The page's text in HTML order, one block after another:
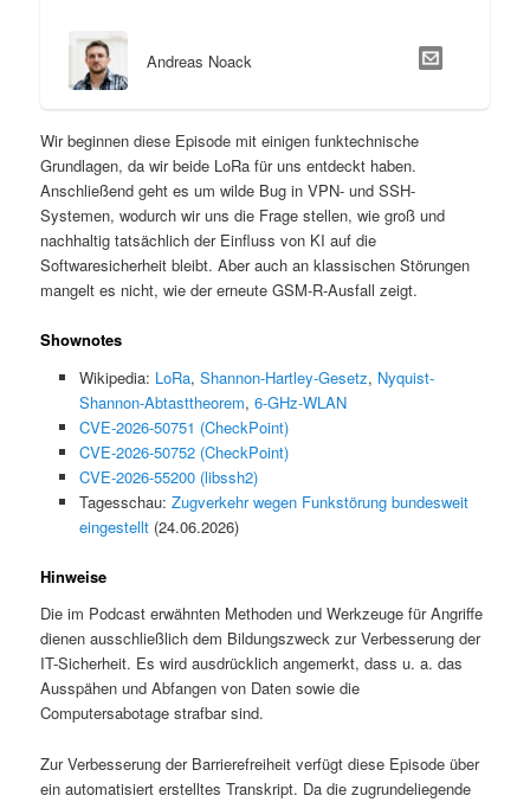
Andreas Noack
Wir beginnen diese Episode mit einigen funktechnische
Grundlagen, da wir beide LoRa für uns entdeckt haben.
Anschließend geht es um wilde Bug in VPN- und SSH-
Systemen, wodurch wir uns die Frage stellen, wie groß und
nachhaltig tatsächlich der Einfluss von KI auf die
Softwaresicherheit bleibt. Aber auch an klassischen Störungen
mangelt es nicht, wie der erneute GSM-R-Ausfall zeigt.
Shownotes
Wikipedia: LoRa, Shannon-Hartley-Gesetz, Nyquist-
Shannon-Abtasttheorem, 6-GHz-WLAN
CVE-2026-50751 (CheckPoint)
CVE-2026-50752 (CheckPoint)
CVE-2026-55200 (libssh2)
Tagesschau: Zugverkehr wegen Funkstörung bundesweit
eingestellt(24.06.2026)
Hinweise
Die im Podcast erwähnten Methoden und Werkzeuge für Angriffe
dienen ausschließlich dem Bildungszweck zur Verbesserung der
IT-Sicherheit. Es wird ausdrücklich angemerkt, dass u. a. das
Ausspähen und Abfangen von Daten sowie die
Computersabotage strafbar sind.
Zur Verbesserung der Barrierefreiheit verfügt diese Episode über
ein automatisiert erstelltes Transkript. Da die zugrundeliegende